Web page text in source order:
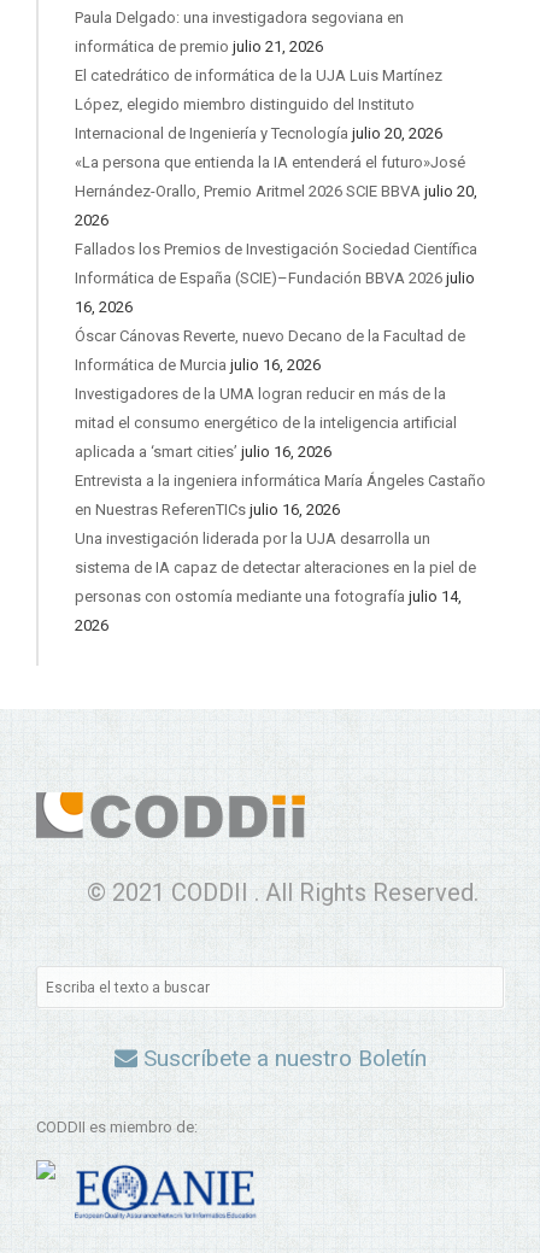
Paula Delgado: una investigadora segoviana en
informática de premio julio 21, 2026
El catedrático de informática de la UJA Luis Martínez
López, elegido miembro distinguido del Instituto
Internacional de Ingeniería y Tecnología julio 20, 2026
«La persona que entienda la IA entenderá el futuro»José
Hernández-Orallo, Premio Aritmel 2026 SCIE BBVA julio 20,
2026
Fallados los Premios de Investigación Sociedad Científica
Informática de España (SCIE)–Fundación BBVA 2026 julio
16, 2026
Óscar Cánovas Reverte, nuevo Decano de la Facultad de
Informática de Murcia julio 16, 2026
Investigadores de la UMA logran reducir en más de la
mitad el consumo energético de la inteligencia artificial
aplicada a ‘smart cities’ julio 16, 2026
Entrevista a la ingeniera informática María Ángeles Castaño
en Nuestras ReferenTICs julio 16, 2026
Una investigación liderada por la UJA desarrolla un
sistema de IA capaz de detectar alteraciones en la piel de
personas con ostomía mediante una fotografía julio 14,
2026
© 2021 CODDII . All Rights Reserved.
Suscríbete a nuestro Boletín
CODDII es miembro de: